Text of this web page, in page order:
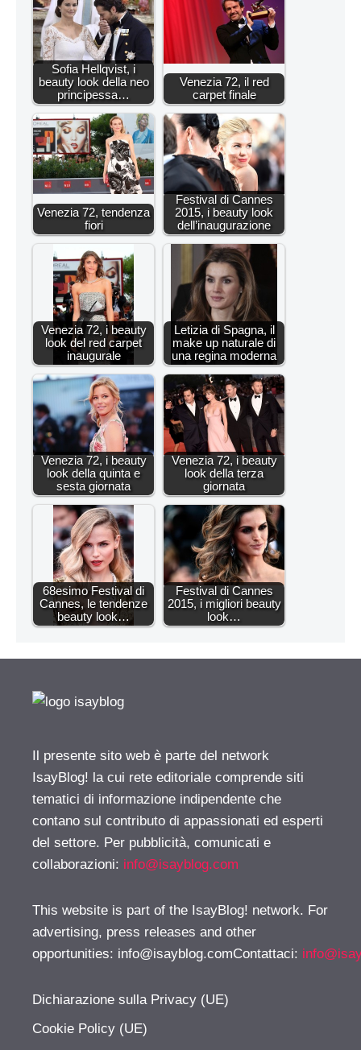
Sofia Hellqvist, i
beauty look della neo
principessa…
Venezia 72, il red
carpet finale
Venezia 72, tendenza
fiori
Festival di Cannes
2015, i beauty look
dell’inaugurazione
Venezia 72, i beauty
look del red carpet
inaugurale
Letizia di Spagna, il
make up naturale di
una regina moderna
Venezia 72, i beauty
look della quinta e
sesta giornata
Venezia 72, i beauty
look della terza
giornata
68esimo Festival di
Cannes, le tendenze
beauty look…
Festival di Cannes
2015, i migliori beauty
look…
Il presente sito web è parte del network
IsayBlog! la cui rete editoriale comprende siti
tematici di informazione indipendente che
contano sul contributo di appassionati ed esperti
del settore. Per pubblicità, comunicati e
collaborazioni: info@isayblog.com
This website is part of the IsayBlog! network. For
advertising, press releases and other
opportunities: info@isayblog.comContattaci:
Dichiarazione sulla Privacy (UE)
Cookie Policy (UE)